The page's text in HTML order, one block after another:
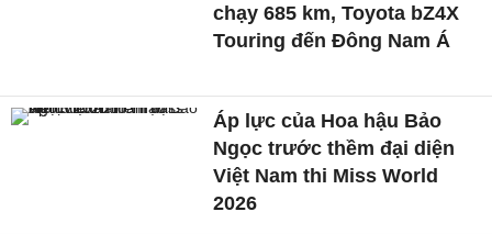
chạy 685 km, Toyota bZ4X
Touring đến Đông Nam Á
Áp lực của Hoa hậu Bảo
Ngọc trước thềm đại diện
Việt Nam thi Miss World
2026